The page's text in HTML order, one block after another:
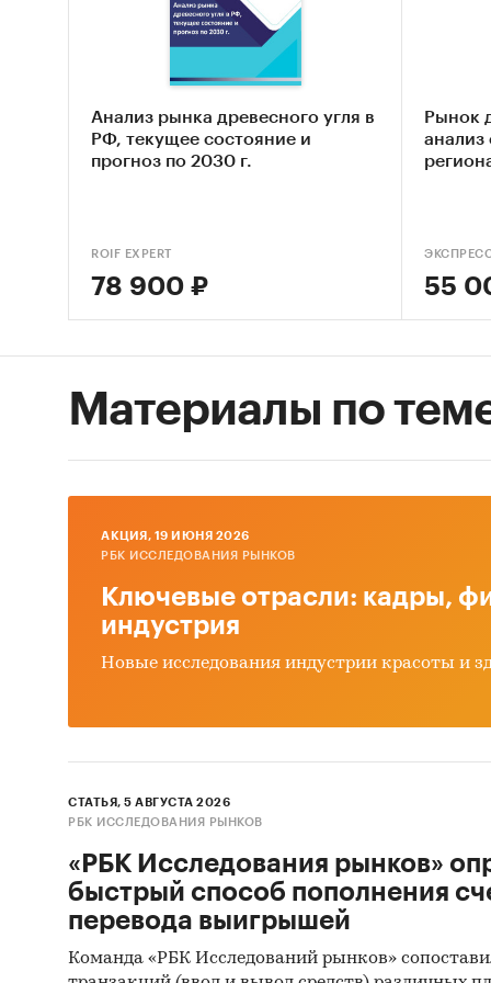
Анализ рынка древесного угля в
РФ, текущее состояние и
прогноз по 2030 г.
ROIF EXPERT
78 900 ₽
Рынок
анализ
55
Материалы по
AКЦИЯ, 19 ИЮНЯ 2026
РБК ИССЛЕДОВАНИЯ РЫНКОВ
Ключевые отрасли: кадры,
индустрия
Новые исследования индустрии красоты и
СТАТЬЯ, 5 АВГУСТА 2026
РБК ИССЛЕДОВАНИЯ РЫНКОВ
«РБК Исследования рынков»
быстрый способ пополнения
перевода выигрышей
Команда «РБК Исследований рынков»